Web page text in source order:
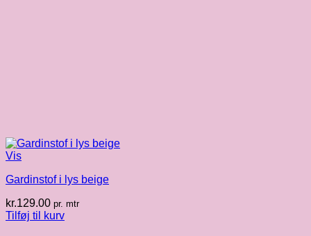
Vis
Gardinstof i lys beige
kr.129.00 pr. mtr
Tilføj til kurv